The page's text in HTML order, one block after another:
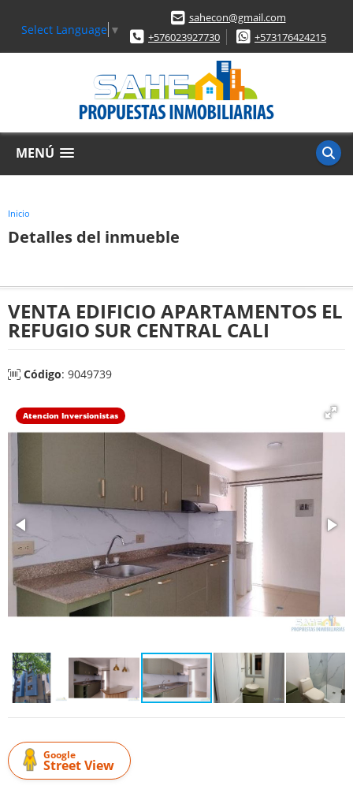
Select Language ▼
sahecon@gmail.com
+576023927730
+573176424215
MENÚ
Inicio
Detalles del inmueble
VENTA EDIFICIO APARTAMENTOS EL
REFUGIO SUR CENTRAL CALI
Código: 9049739
Atencion Inversionistas
Google
Street View